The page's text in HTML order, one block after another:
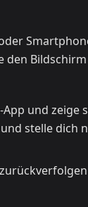
App und
stelle dich